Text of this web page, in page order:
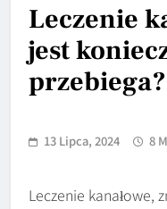
Leczenie
jest
przebiega?
13 Lipca, 2024 8
Leczenie kanałowe,